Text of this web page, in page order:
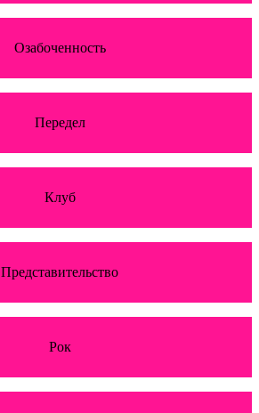
Озабоченность
Передел
Клуб
Представительство
Рок